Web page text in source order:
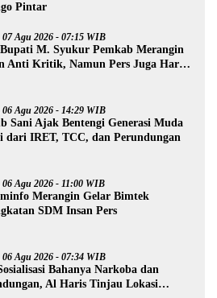
Pintar
07 Agu 2026 - 07:15 WIB
M. Syukur Pemkab Merangin
Anti Kritik, Namun Pers Juga Harus
06 Agu 2026 - 14:29 WIB
Sani Ajak Bentengi Generasi Muda
dari IRET, TCC, dan Perundungan
06 Agu 2026 - 11:00 WIB
Merangin Gelar Bimtek
SDM Insan Pers
06 Agu 2026 - 07:34 WIB
Bahanya Narkoba dan
Al Haris Tinjau Lokasi